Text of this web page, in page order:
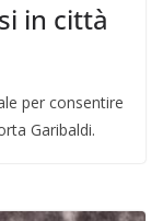
in città
per consentire
Garibaldi.